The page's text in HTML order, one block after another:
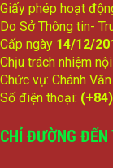
Giấy phép hoạt
Do Sở Thông tin-
Cấp ngày 14/12/
Chịu trách nhiệm
Chức vụ: Chánh
Số điện thoại:
CHỈ ĐƯỜNG ĐẾN